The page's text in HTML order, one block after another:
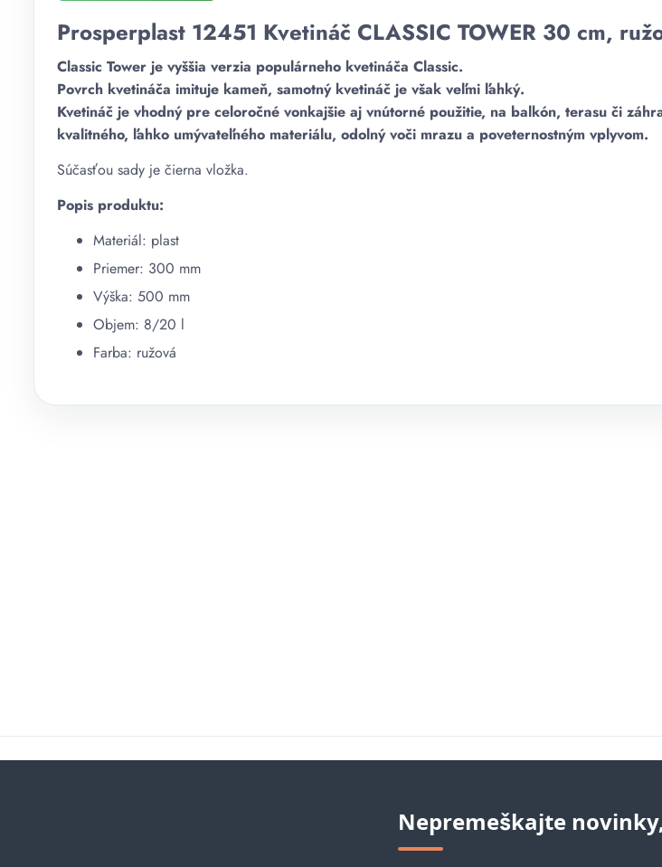
Prosperplast 12451 Kvetináč CLASSIC TOWER 30 cm,
Classic Tower je vyššia verzia populárneho kvetináča Classic.
Povrch kvetináča imituje kameň, samotný kvetináč je však veľmi ľahký.
Kvetináč je vhodný pre celoročné vonkajšie aj vnútorné použitie, na balkón, terasu či
kvalitného, ľahko umývateľného materiálu, odolný voči mrazu a poveternostným vplyvom.
Súčasťou sady je čierna vložka.
Popis produktu:
Materiál: plast
Priemer: 300 mm
Výška: 500 mm
Objem: 8/20 l
Farba: ružová
Nepremeškajte